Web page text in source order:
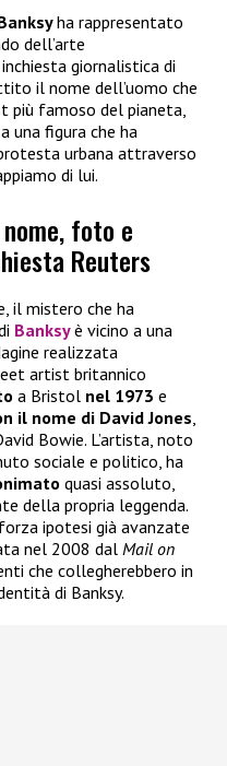
ha rappresentato
dell’arte
giornalistica di
il nome dell’uomo che
famoso del pianeta,
una figura che ha
urbana attraverso
di lui.
foto e
Reuters
il mistero che ha
Banksyè vicino a una
realizzata
artist britannico
a Bristol nel 1973 e
il nome di David Jones,
Bowie. L’artista, noto
sociale e politico, ha
quasi assoluto,
della propria leggenda.
ipotesi già avanzate
nel 2008 dal Mail on
che collegherebbero in
di Banksy.